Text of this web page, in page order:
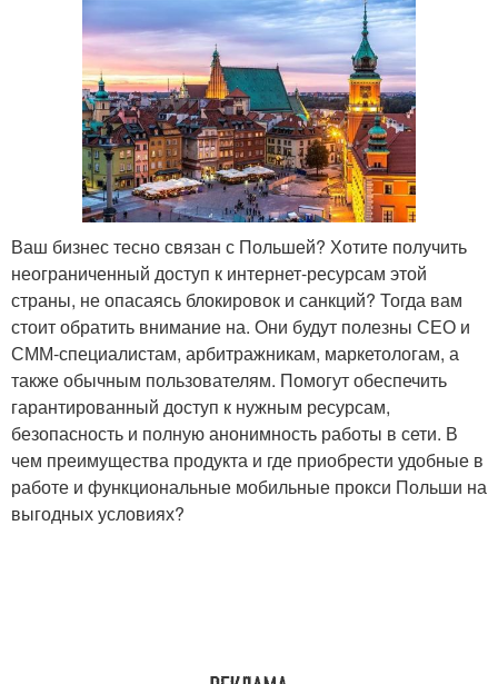
Ваш бизнес тесно связан с Польшей? Хотите получить
неограниченный доступ к интернет-ресурсам этой
страны, не опасаясь блокировок и санкций? Тогда вам
стоит обратить внимание на. Они будут полезны СЕО и
СММ-специалистам, арбитражникам, маркетологам, а
также обычным пользователям. Помогут обеспечить
гарантированный доступ к нужным ресурсам,
безопасность и полную анонимность работы в сети. В
чем преимущества продукта и где приобрести удобные в
работе и функциональные мобильные прокси Польши на
выгодных условиях?